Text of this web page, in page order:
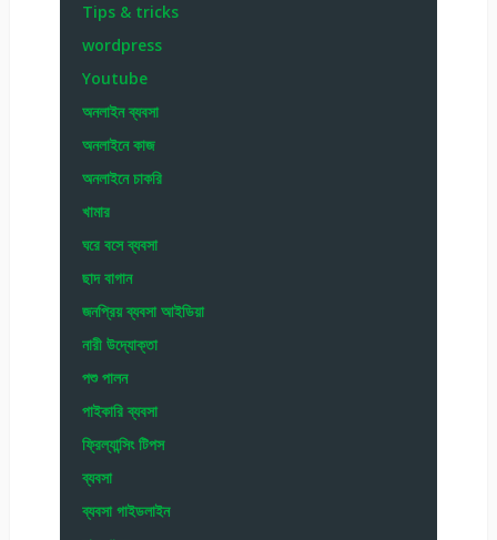
Tips & tricks
wordpress
Youtube
অনলাইন ব্যবসা
অনলাইনে কাজ
অনলাইনে চাকরি
খামার
ঘরে বসে ব্যবসা
ছাদ বাগান
জনপ্রিয় ব্যবসা আইডিয়া
নারী উদ্যোক্তা
পশু পালন
পাইকারি ব্যবসা
ফ্রিল্যান্সিং টিপস
ব্যবসা
ব্যবসা গাইডলাইন